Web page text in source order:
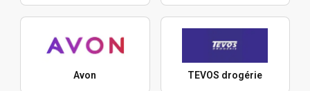
Avon TEVOS drogérie